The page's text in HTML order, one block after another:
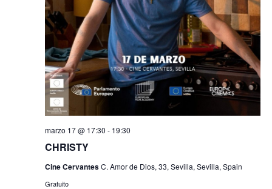
CHRISTY
marzo 17 @ 17:30 - 19:30
Cine CervantesC. Amor de Dios, 33, Sevilla, Sevilla, Spain
Gratuito